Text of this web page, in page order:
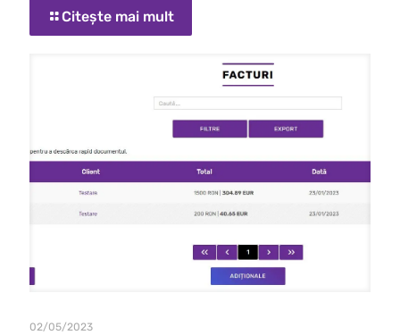
Citește mai mult
02/05/2023